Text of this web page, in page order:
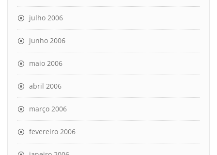
julho 2006
junho 2006
maio 2006
abril 2006
março 2006
fevereiro 2006